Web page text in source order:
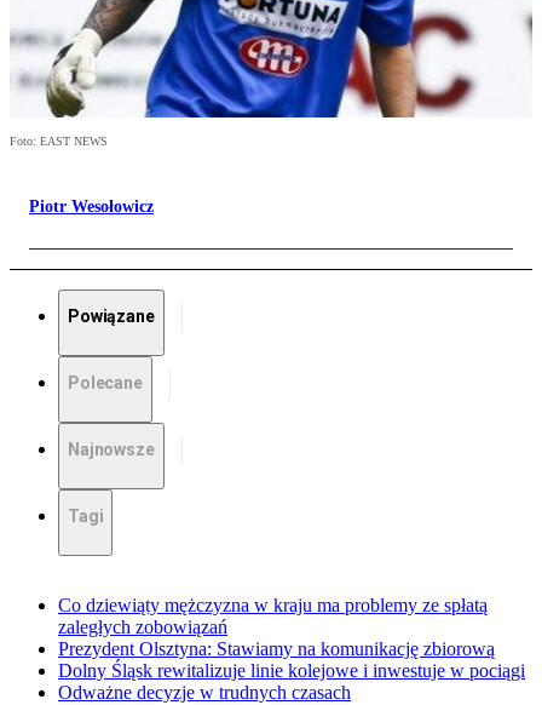
Foto: EAST NEWS
Piotr Wesołowicz
Powiązane
Polecane
Najnowsze
Tagi
Co dziewiąty mężczyzna w kraju ma problemy ze spłatą
zaległych zobowiązań
Prezydent Olsztyna: Stawiamy na komunikację zbiorową
Dolny Śląsk rewitalizuje linie kolejowe i inwestuje w pociągi
Odważne decyzje w trudnych czasach